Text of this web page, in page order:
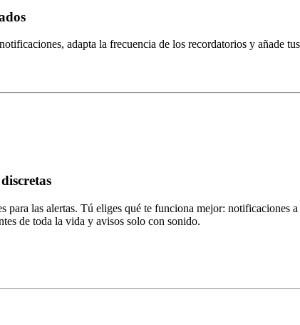
adapta la frecuencia de los recordatorios y añade
las alertas. Tú eliges qué te funciona mejor: notificaciones
de toda la vida y avisos solo con sonido.